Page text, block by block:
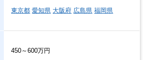
東京都 愛知県 大阪府 広島県 福岡県
450～600万円